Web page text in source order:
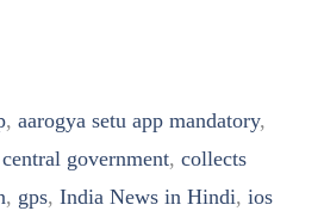
, aarogya setu app mandatory,
central government, collects
, gps, India News in Hindi, ios